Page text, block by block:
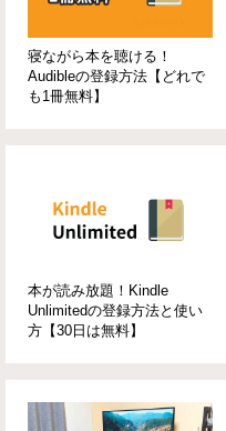
寝ながら本を聴ける！
Audibleの登録方法【どれで
も1冊無料】
本が読み放題！Kindle
Unlimitedの登録方法と使い
方【30日は無料】